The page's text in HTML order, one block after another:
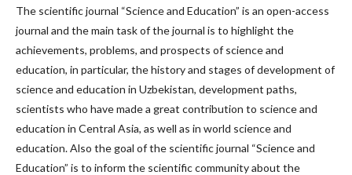
The scientific journal “Science and Education” is an open-access
journal and the main task of the journal is to highlight the
achievements, problems, and prospects of science and
education, in particular, the history and stages of development of
science and education in Uzbekistan, development paths,
scientists who have made a great contribution to science and
education in Central Asia, as well as in world science and
education. Also the goal of the scientific journal “Science and
Education” is to inform the scientific community about the